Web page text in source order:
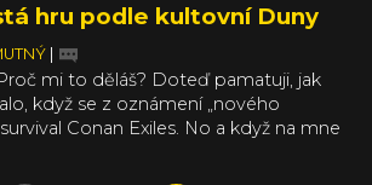
hru podle kultovní Duny
mi to děláš? Doteď pamatuji, jak
když se z oznámení „nového
Conan Exiles. No a když na mne